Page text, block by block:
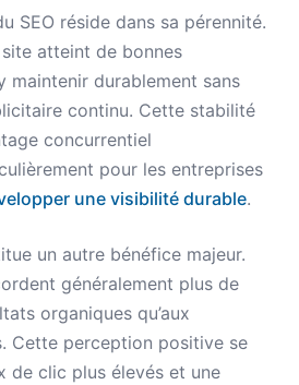
SEO réside dans sa pérennité.
atteint de bonnes
maintenir durablement sans
continu. Cette stabilité
concurrentiel
pour les entreprises
une visibilité durable.
un autre bénéfice majeur.
généralement plus de
organiques qu’aux
Cette perception positive se
de clic plus élevés et une